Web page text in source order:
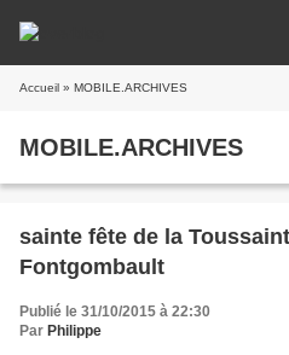
Accueil » MOBILE.ARCHIVES
MOBILE.ARCHIVES
sainte fête de la
Fontgombault
Publié le 31/10/2015 à 22:30
Par Philippe